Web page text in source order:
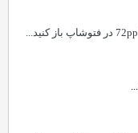
در فتوشاپ باز کنید...